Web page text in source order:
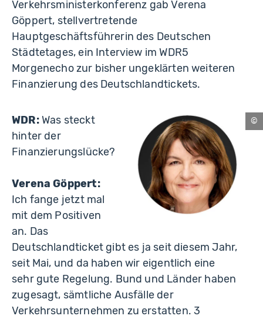
Verkehrsministerkonferenz gab Verena
Göppert, stellvertretende
Hauptgeschäftsführerin des Deutschen
Städtetages, ein Interview im WDR5
Morgenecho zur bisher ungeklärten weiteren
Finanzierung des Deutschlandtickets.
WDR:Was steckt
hinter der
Finanzierungslücke?
Verena Göppert:
Ich fange jetzt mal
mit dem Positiven
an. Das
Deutschlandticket gibt es ja seit diesem Jahr,
seit Mai, und da haben wir eigentlich eine
sehr gute Regelung. Bund und Länder haben
zugesagt, sämtliche Ausfälle der
Verkehrsunternehmen zu erstatten. 3